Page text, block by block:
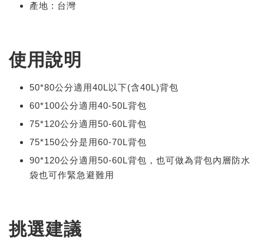
產地 : 台灣
使用說明
50*80公分適用40L以下(含40L)背包
60*100公分適用40-50L背包
75*120公分適用50-60L背包
75*150公分是用60-70L背包
90*120公分適用50-60L背包，也可做為背包內層防水
袋也可作緊急避難用
挑選建議